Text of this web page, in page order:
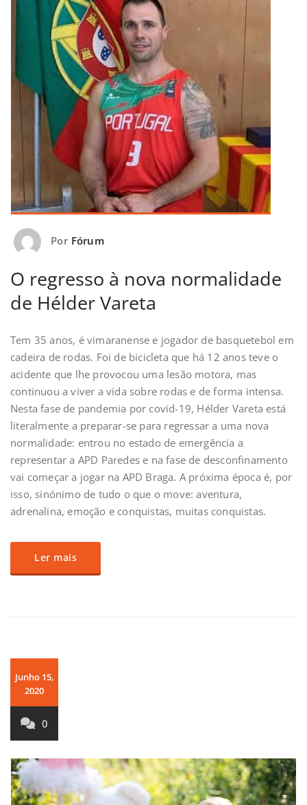
Por Fórum
O regresso à nova normalidade
de Hélder Vareta
Tem 35 anos, é vimaranense e jogador de basquetebol em
cadeira de rodas. Foi de bicicleta que há 12 anos teve o
acidente que lhe provocou uma lesão motora, mas
continuou a viver a vida sobre rodas e de forma intensa.
Nesta fase de pandemia por covid-19, Hélder Vareta está
literalmente a preparar-se para regressar a uma nova
normalidade: entrou no estado de emergência a
representar a APD Paredes e na fase de desconfinamento
vai começar a jogar na APD Braga. A próxima época é, por
isso, sinónimo de tudo o que o move: aventura,
adrenalina, emoção e conquistas, muitas conquistas.
Ler mais
Junho 15,
2020
0